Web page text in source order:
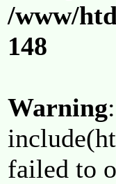
/www/
148
Warning:
failed to